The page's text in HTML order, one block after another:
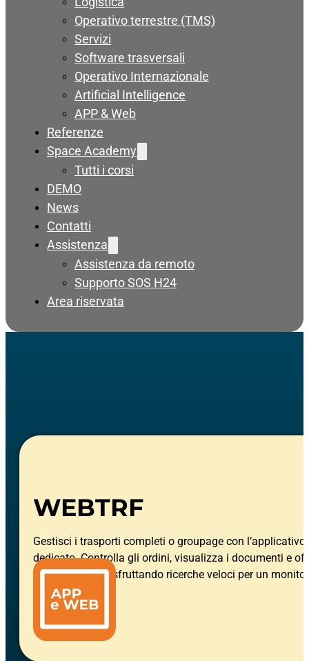
Operativo terrestre (TMS)
Servizi
Software trasversali
Operativo Internazionale
Artificial Intelligence
APP & Web
Referenze
Space Academy
Tutti i corsi
DEMO
News
Contatti
Assistenza
Assistenza da remoto
Supporto SOS H24
Area riservata
WEBTRF
Gestisci i trasporti completi o groupage con l’applicativo
dedicato. Controlla gli ordini, visualizza i documenti e
tracking on-line, sfruttando ricerche veloci per un
operativo totale.